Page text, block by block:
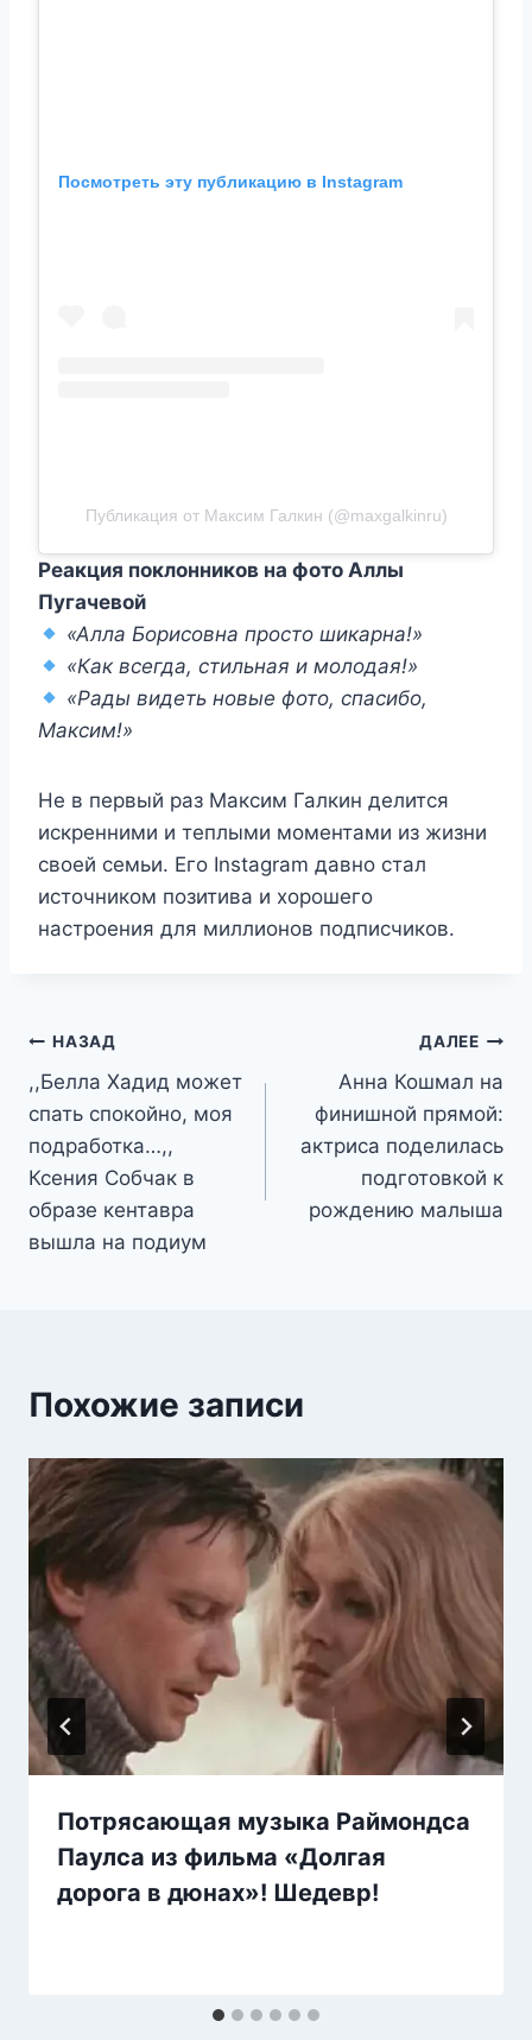
Посмотреть эту публикацию в Instagram
Публикация от Максим Галкин (@maxgalkinru)
Реакция поклонников на фото Аллы
Пугачевой
«Алла Борисовна просто шикарна!»
«Как всегда, стильная и молодая!»
«Рады видеть новые фото, спасибо,
Максим!»
Не в первый раз Максим Галкин делится
искренними и теплыми моментами из жизни
своей семьи. Его Instagram давно стал
источником позитива и хорошего
настроения для миллионов подписчиков.
Навигация
по
записям
НАЗАД
,,Белла Хадид может
спать спокойно, моя
подработка…,,
Ксения Собчак в
образе кентавра
вышла на подиум
ДАЛЕЕ
Анна Кошмал на
финишной прямой:
актриса поделилась
подготовкой к
рождению малыша
Похожие записи
Потрясающая музыка Раймондса
Паулса из фильма «Долгая
дорога в дюнах»! Шедевр!